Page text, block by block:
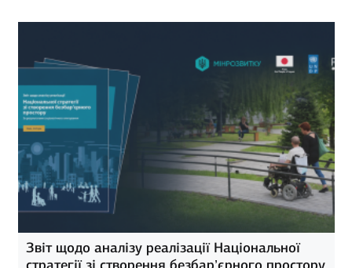
Звіт щодо аналізу реалізації Національної